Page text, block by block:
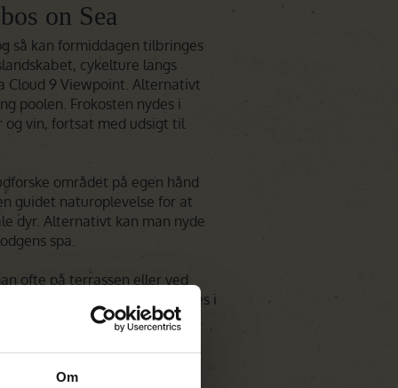
Om
on Sea
så kan formiddagen tilbringes
cykelture langs
Cloud 9 Viewpoint. Alternativt
poolen. Frokosten nydes i
vin, fortsat med udsigt til
området på egen hånd
guidet naturoplevelse for at
dyr. Alternativt kan man nyde
spa.
ofte på terrassen eller ved
mens middagen serveres i
råvarer og smagfulde retter.